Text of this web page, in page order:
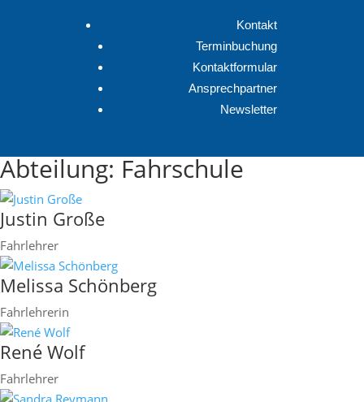
Kontakt
Terminbuchung
Kontaktformular
Ansprechpartner
Newsletter
Abteilung: Fahrschule
Justin Große
Fahrlehrer
Melissa Schönberg
Fahrlehrerin
René Wolf
Fahrlehrer